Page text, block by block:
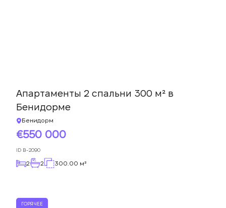
Апартаменты 2 спальни 300 м² в
Бенидорме
Бенидорм
550 000
ID B-2090
2 2 300.00 м²
ГОРЯЧЕЕ